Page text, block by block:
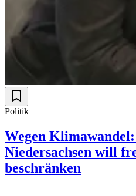
Politik
Wegen
Niedersachsen will
beschränken